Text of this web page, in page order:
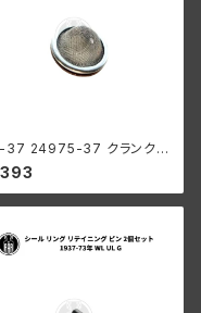
37 24975-37 クランクケ
ストレーナー ハーレーダビ
ソン 1937-73年 WL UL G